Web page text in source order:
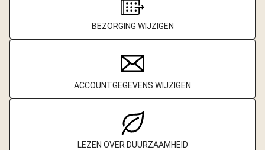
BEZORGING WIJZIGEN
ACCOUNTGEGEVENS WIJZIGEN
LEZEN OVER DUURZAAMHEID